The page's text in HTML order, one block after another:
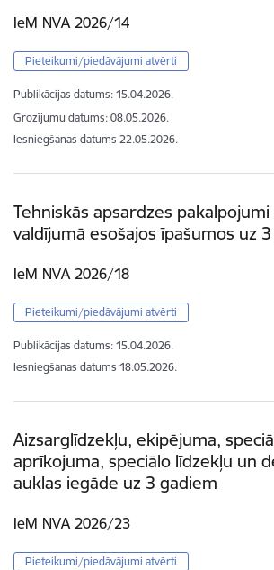
IeM NVA 2026/14
Pieteikumi/piedāvājumi atvērti
Publikācijas datums: 15.04.2026.
Grozījumu datums: 08.05.2026.
Iesniegšanas datums 22.05.2026.
Tehniskās apsardzes pakalpojumi
valdījumā esošajos īpašumos uz
IeM NVA 2026/18
Pieteikumi/piedāvājumi atvērti
Publikācijas datums: 15.04.2026.
Iesniegšanas datums 18.05.2026.
Aizsarglīdzekļu, ekipējuma,
aprīkojuma, speciālo līdzekļu un
auklas iegāde uz 3 gadiem
IeM NVA 2026/23
Pieteikumi/piedāvājumi atvērti